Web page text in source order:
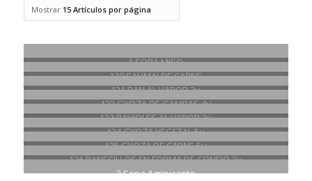
Mostrar 15 Artículos por página
1.SOPA MISO
€3.50
120.SAUMAI DE CARNE
€4.90
121.PAN AL VAPOR 3u
€3.50
122.GYOZA DE GAMBAS 4u
€4.90
123.RAVIOLES AL VAPOR 3u
€3.50
124.GYOZA VEGETAL 5u
€4.50
125.GYOZA DE CARNE 5u
€4.50
126.PANECILLOS EN FORMA DE CONEJO 3u
€3.50
2.Sopa Agripicante